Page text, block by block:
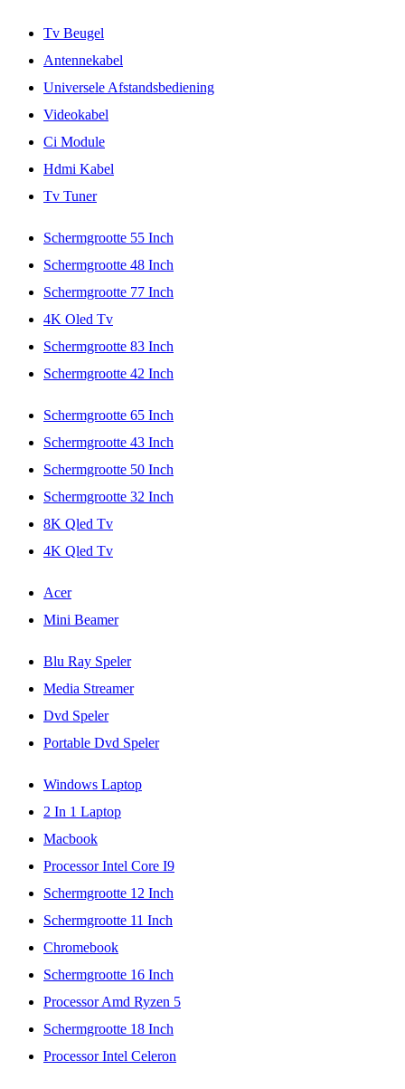
Tv Beugel
Antennekabel
Universele Afstandsbediening
Videokabel
Ci Module
Hdmi Kabel
Tv Tuner
Schermgrootte 55 Inch
Schermgrootte 48 Inch
Schermgrootte 77 Inch
4K Oled Tv
Schermgrootte 83 Inch
Schermgrootte 42 Inch
Schermgrootte 65 Inch
Schermgrootte 43 Inch
Schermgrootte 50 Inch
Schermgrootte 32 Inch
8K Qled Tv
4K Qled Tv
Acer
Mini Beamer
Blu Ray Speler
Media Streamer
Dvd Speler
Portable Dvd Speler
Windows Laptop
2 In 1 Laptop
Macbook
Processor Intel Core I9
Schermgrootte 12 Inch
Schermgrootte 11 Inch
Chromebook
Schermgrootte 16 Inch
Processor Amd Ryzen 5
Schermgrootte 18 Inch
Processor Intel Celeron